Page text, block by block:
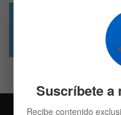
Suscríbete a
Recibe contenido